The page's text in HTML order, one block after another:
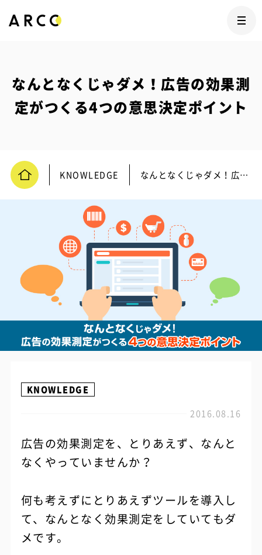
なんとなくじゃダメ！広告の効果測
定がつくる4つの意思決定ポイント
KNOWLEDGE なんとなくじゃダメ！広告の効果測定がつくる4つの意思決定ポイント
KNOWLEDGE
2016.08.16
広告の効果測定を、とりあえず、なんと
なくやっていませんか？
何も考えずにとりあえずツールを導入し
て、なんとなく効果測定をしていてもダ
メです。